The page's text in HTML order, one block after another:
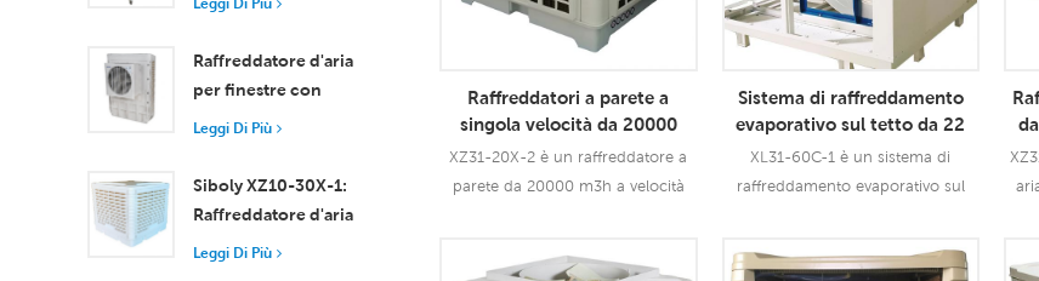
modello XZ13-080
Raffreddatore d'aria
per finestre con
motore assiale
Raffreddamento
efficiente per stanze di
dimensioni
Leggi Di Più
Siboly XZ10-30X-1:
Raffreddatore d'aria
evaporativo industriale
Leggi Di Più
Raffreddatori a parete a
singola velocità da 20000
m3h con motore da 1,5 kW
XZ31-20X-2 è un raffreddatore a
parete da 20000 m3h a velocità
di applicazioni interne/esterne.
Sistema di raffreddamento
evaporativo sul tetto da 22
kW con flusso d'aria di 60000
m3h
XL31-60C-1 è un sistema di
raffreddamento evaporativo sul
utilizzato per tutti i tipi di
di